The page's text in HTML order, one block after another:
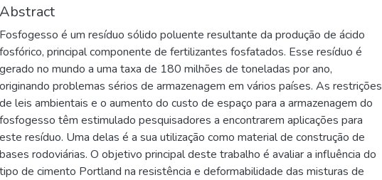
Abstract
Fosfogesso é um resíduo sólido poluente resultante da produção de ácido
fosfórico, principal componente de fertilizantes fosfatados. Esse resíduo é
gerado no mundo a uma taxa de 180 milhões de toneladas por ano,
originando problemas sérios de armazenagem em vários países. As restrições
de leis ambientais e o aumento do custo de espaço para a armazenagem do
fosfogesso têm estimulado pesquisadores a encontrarem aplicações para
este resíduo. Uma delas é a sua utilização como material de construção de
bases rodoviárias. O objetivo principal deste trabalho é avaliar a influência do
tipo de cimento Portland na resistência e deformabilidade das misturas de